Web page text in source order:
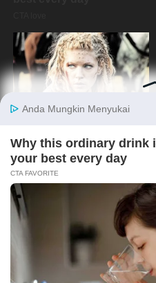
Copyright @2019 By